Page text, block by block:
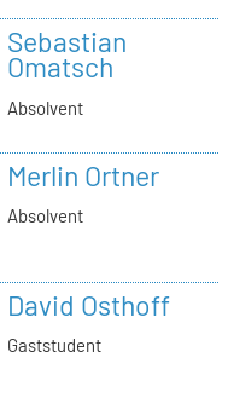
Sebastian
Omatsch
Absolvent
Merlin Ortner
Absolvent
David Osthoff
Gaststudent